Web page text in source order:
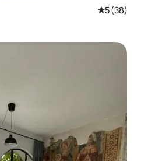
平均评分
5 (38)